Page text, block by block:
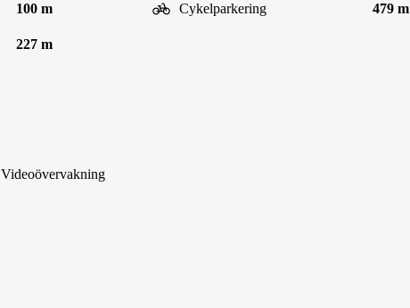
100 m Cykelparkering 479 m
227 m
Videoövervakning